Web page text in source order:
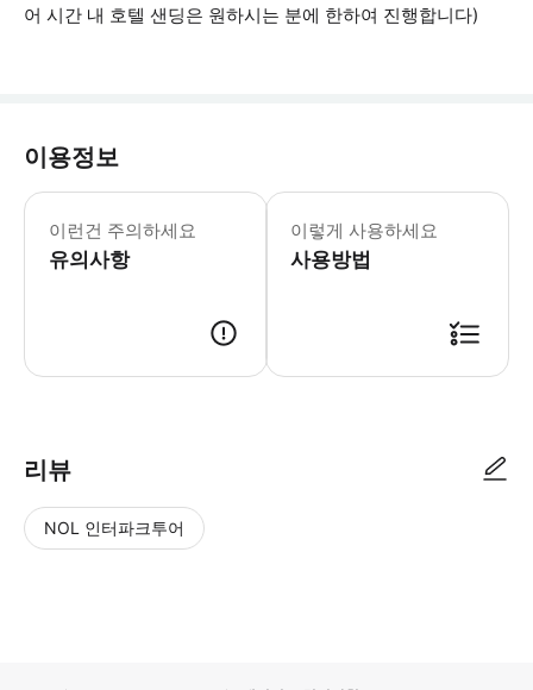
어 시간 내 호텔 샌딩은 원하시는 분에 한하여 진행합니다)
이용정보
이런건 주의하세요
유의사항
1. 투어 관련 예약 확정 알림톡을 받
이렇게 사용하세요
사용방법
리뷰
NOL 인터파크투어